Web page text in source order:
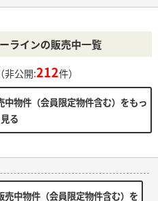
ラインの販売中一覧
非公開:212件）
物件（会員限定物件含む）をもっ
る
中物件（会員限定物件含む）を